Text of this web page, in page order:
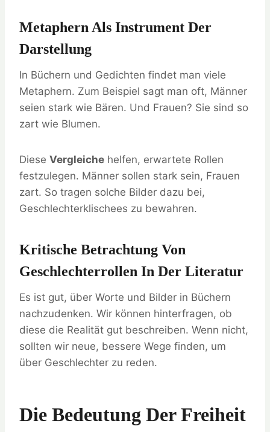
Metaphern Als Instrument Der
Darstellung
In Büchern und Gedichten findet man viele
Metaphern. Zum Beispiel sagt man oft, Männer
seien stark wie Bären. Und Frauen? Sie sind so
zart wie Blumen.
Diese Vergleiche helfen, erwartete Rollen
festzulegen. Männer sollen stark sein, Frauen
zart. So tragen solche Bilder dazu bei,
Geschlechterklischees zu bewahren.
Kritische Betrachtung Von
Geschlechterrollen In Der Literatur
Es ist gut, über Worte und Bilder in Büchern
nachzudenken. Wir können hinterfragen, ob
diese die Realität gut beschreiben. Wenn nicht,
sollten wir neue, bessere Wege finden, um
über Geschlechter zu reden.
Die Bedeutung Der Freiheit